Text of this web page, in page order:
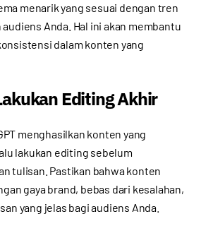
menarik yang sesuai dengan tren
Anda. Hal ini akan membantu
dalam konten yang
Editing Akhir
menghasilkan konten yang
lakukan editing sebelum
tulisan. Pastikan bahwa konten
gaya brand, bebas dari kesalahan,
yang jelas bagi audiens Anda.